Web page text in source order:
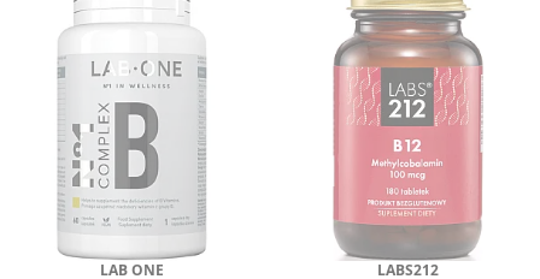
LAB ONE LABS212